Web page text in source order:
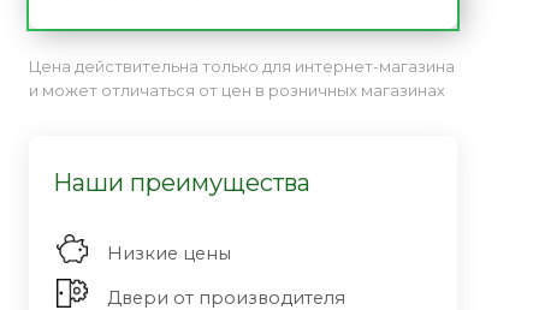
Цена действительна только для интернет-магазина
и может отличаться от цен в розничных магазинах
Наши преимущества
Низкие цены
Двери от производителя